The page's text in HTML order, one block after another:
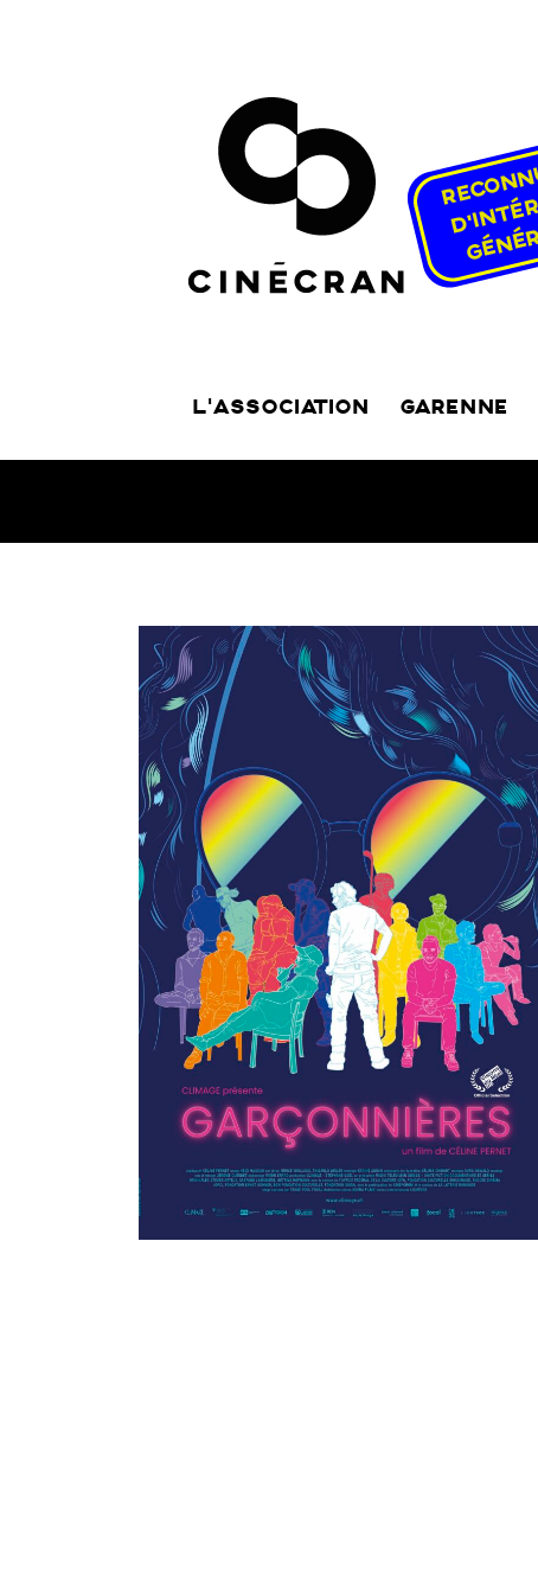
L’ASSOCIATION GARENNE